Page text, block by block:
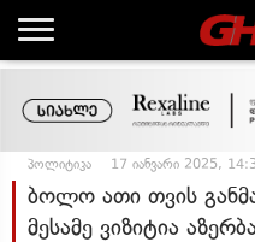
პოლიტიკა 17 იანვარი 2025,
ბოლო ათი თვის
მესამე ვიზიტია